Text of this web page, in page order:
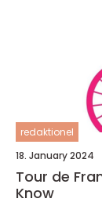
redaktionel
18. January 2024
Tour de
Know